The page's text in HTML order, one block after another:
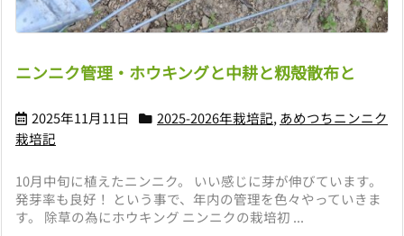
ニンニク管理・ホウキングと中耕と籾殻散布と
2025年11月11日 2025-2026年栽培記, あめつちニンニク
栽培記
10月中旬に植えたニンニク。 いい感じに芽が伸びています。
発芽率も良好！ という事で、年内の管理を色々やっていきま
す。 除草の為にホウキング ニンニクの栽培初 ...